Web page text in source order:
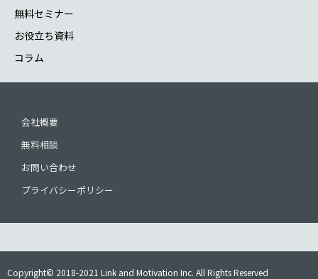
無料セミナー
お役立ち資料
コラム
会社概要
無料相談
お問い合わせ
プライバシーポリシー
Copyright© 2018-2021 Link and Motivation Inc. All Rights Reserved